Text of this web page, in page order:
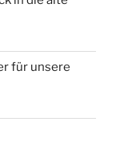
für unsere